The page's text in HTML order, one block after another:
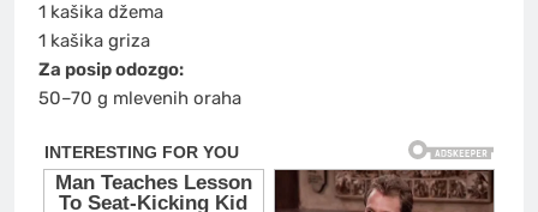
1 kašika džema
1 kašika griza
Za posip odozgo:
50–70 g mlevenih oraha